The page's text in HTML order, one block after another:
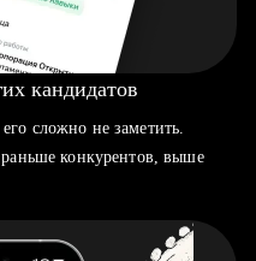
кандидатов
сложно не заметить.
раньше конкурентов, выше